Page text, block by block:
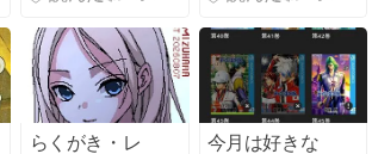
らくがき・レ
今月は好きな